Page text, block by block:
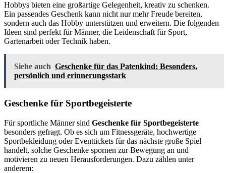
Hobbys bieten eine großartige Gelegenheit, kreativ zu schenken.
Ein passendes Geschenk kann nicht nur mehr Freude bereiten,
sondern auch das Hobby unterstützen und erweitern. Die folgenden
Ideen sind perfekt für Männer, die Leidenschaft für Sport,
Gartenarbeit oder Technik haben.
Siehe auch Geschenke für das Patenkind: Besonders,
persönlich und erinnerungsstark
Geschenke für Sportbegeisterte
Für sportliche Männer sind Geschenke für Sportbegeisterte
besonders gefragt. Ob es sich um Fitnessgeräte, hochwertige
Sportbekleidung oder Eventtickets für das nächste große Spiel
handelt, solche Geschenke spornen zur Bewegung an und
motivieren zu neuen Herausforderungen. Dazu zählen unter
anderem: